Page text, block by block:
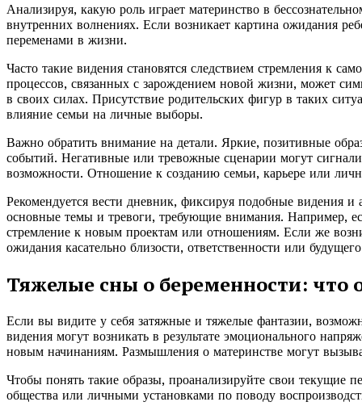
Анализируя, какую роль играет материнство в
внутренних волнениях. Если возникает картина ожидания
переменами в жизни.
Часто такие видения становятся следствием стремления к
процессов, связанных с зарождением новой жизни, может
в своих силах. Присутствие родительских фигур в таких
влияние семьи на личные выборы.
Важно обратить внимание на детали. Яркие, позитивные
событий. Негативные или тревожные сценарии могут
возможности. Отношение к созданию семьи, карьере или
Рекомендуется вести дневник, фиксируя подобные видения
основные темы и тревоги, требующие внимания. Например,
стремление к новым проектам или отношениям. Если же
ожидания касательно близости, ответственности или
Тяжелые сны о беременности: что
Если вы видите у себя затяжные и тяжелые фантазии,
видения могут возникать в результате эмоционального
новым начинаниям. Размышления о материнстве могут
Чтобы понять такие образы, проанализируйте свои текущие
общества или личными установками по поводу